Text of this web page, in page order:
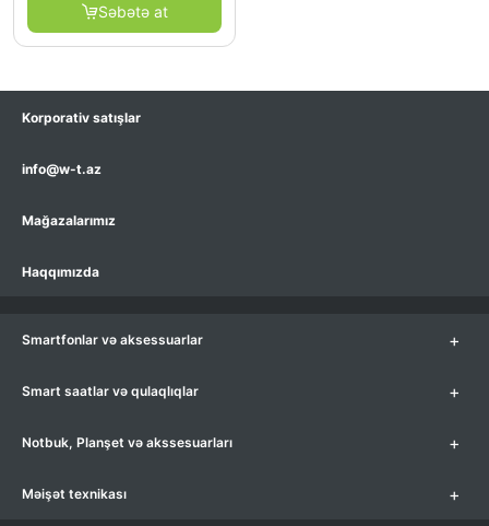
Səbətə at
Korporativ satışlar
info@w-t.az
Mağazalarımız
Haqqımızda
Smartfonlar və aksessuarlar +
Smart saatlar və qulaqlıqlar +
Notbuk, Planşet və akssesuarları +
Məişət texnikası +